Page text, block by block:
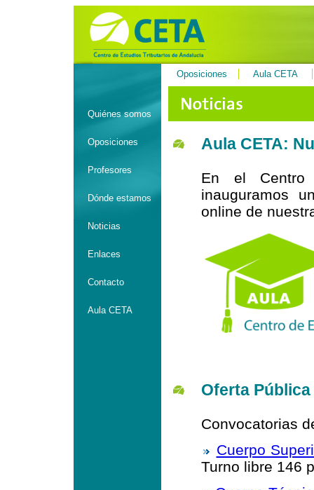
Oposiciones Aula CETA
Quiénes somos
Oposiciones
Profesores
Dónde estamos
Noticias
Enlaces
Contacto
Aula CETA
Aula CETA:
En el Centro
inauguramos
online de
Oferta
Convocatorias
Cuerpo
Turno libre 146